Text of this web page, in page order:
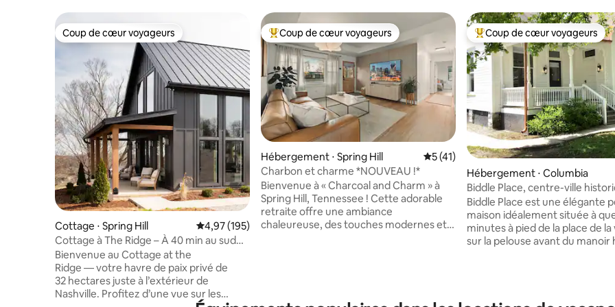
Coup de cœur voyageurs
Coup de cœur voyageurs
Cottage ⋅ Spring Hill Évaluation moyenne sur la base de 195 commentaires : 4,97 sur 5
4,97 (195)
Cottage à The Ridge – À 40 min au sud
de Nashville.
Bienvenue au Cottage at the
Ridge — votre havre de paix privé de
32 hectares juste à l’extérieur de
Nashville. Profitez d’une vue sur les
Coups de cœur voyageurs les plus appréciés
Coup de cœur voyageurs
Hébergement ⋅ Spring Hill Évaluation moyenne sur la base de 41
5 (41)
Charbon et charme *NOUVEAU !*
Bienvenue à « Charcoal and Charm » à
Spring Hill, Tennessee ! Cette adorable
retraite offre une ambiance
chaleureuse, des touches modernes et
proximité d'attractions amusantes, de
Coups de cœur voyageurs les
Coup de cœur voyageurs
Hébergement ⋅ Columbia
Biddle Place, centre-ville
Columbia
Biddle Place est une élégante
maison idéalement située à
minutes à pied de la place de la
sur la pelouse avant du manoir